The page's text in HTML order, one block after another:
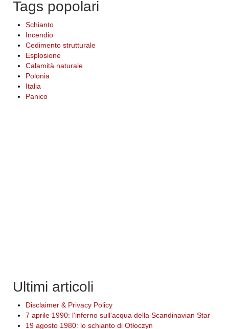
Tags popolari
Schianto
Incendio
Cedimento strutturale
Esplosione
Calamità naturale
Polonia
Italia
Panico
Ultimi articoli
Disclaimer & Privacy Policy
7 aprile 1990: l'inferno sull'acqua della Scandinavian Star
19 agosto 1980: lo schianto di Otłoczyn